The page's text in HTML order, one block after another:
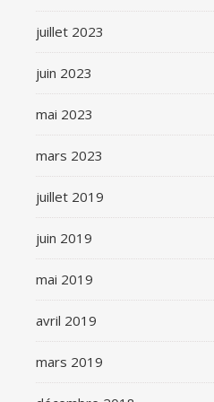
juillet 2023
juin 2023
mai 2023
mars 2023
juillet 2019
juin 2019
mai 2019
avril 2019
mars 2019